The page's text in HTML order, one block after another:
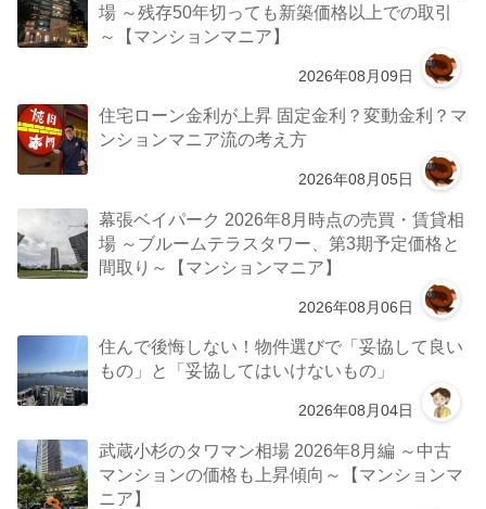
場 ～残存50年切っても新築価格以上での取引
～【マンションマニア】
2026年08月09日
住宅ローン金利が上昇 固定金利？変動金利？マ
ンションマニア流の考え方
2026年08月05日
幕張ベイパーク 2026年8月時点の売買・賃貸相
場 ～ブルームテラスタワー、第3期予定価格と
間取り～【マンションマニア】
2026年08月06日
住んで後悔しない！物件選びで「妥協して良い
もの」と「妥協してはいけないもの」
2026年08月04日
武蔵小杉のタワマン相場 2026年8月編 ～中古
マンションの価格も上昇傾向～【マンションマ
ニア】